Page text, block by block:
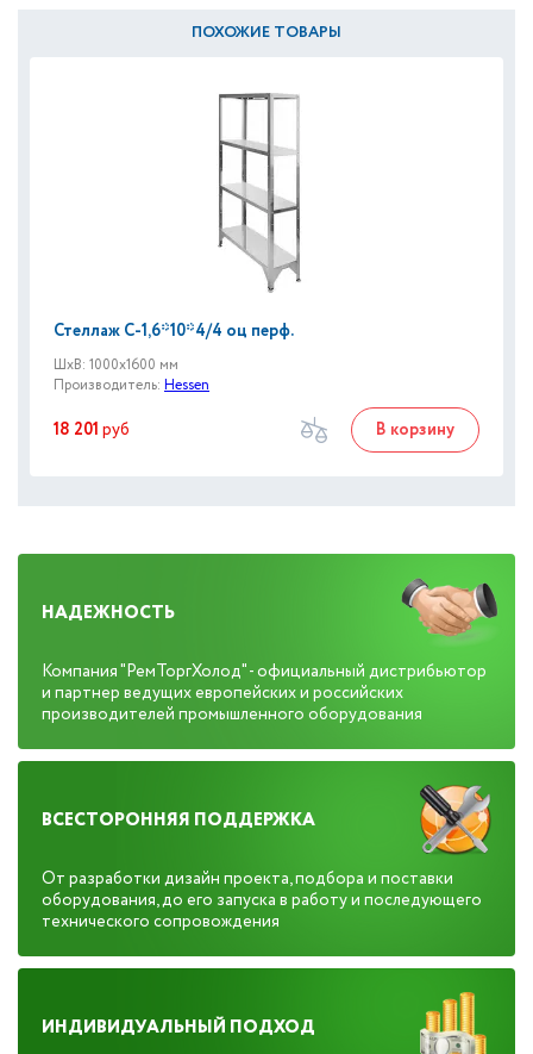
ПОХОЖИЕ ТОВАРЫ
Стеллаж С-1,6*10*4/4 оц перф.
ШxВ: 1000x1600 мм
Производитель: Hessen
18 201 руб В корзину
НАДЕЖНОСТЬ
Компания "РемТоргХолод" - официальный дистрибьютор
и партнер ведущих европейских и российских
производителей промышленного оборудования
ВСЕСТОРОННЯЯ ПОДДЕРЖКА
От разработки дизайн проекта, подбора и поставки
оборудования, до его запуска в работу и последующего
технического сопровождения
ИНДИВИДУАЛЬНЫЙ ПОДХОД